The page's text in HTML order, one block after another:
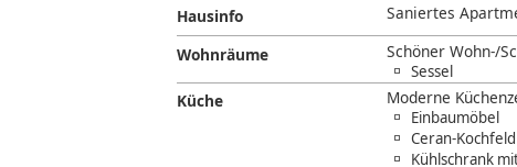
Hausinfo
Saniertes
Wohnräume
Schöner Wohn-/
Sessel
Küche Moderne
Einbaumöbel
Ceran-
Kühlschrank